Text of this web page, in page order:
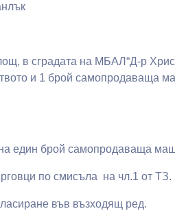
в сградата на МБАЛ“Д-р
и 1 брой самопродаваща
един брой самопродаваща
по смисъла на чл.1 от ТЗ.
във възходящ ред.